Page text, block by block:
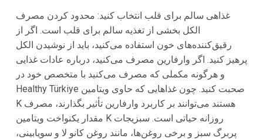
غذاهی سالم برای قلب انتخاب کنید: محدود کردن مصرف
الکل بخشی از تغذیه سالم برای قلب است. اگر از
رقیق‌کننده‌های خون استفاده می‌کنید، باید از نوشیدن الکل
پرهیز کنید. اگر وارفارین مصرف می‌کنید، درباره عادات غذایی
و هرگونه مکملی که مصرف می‌کنید با متخصص خود در
Healthy Türkiye صحبت کنید. چون غذاهایی که حاوی ویتامین
K هستند می‌توانند بر کاربرد وارفارین تأثیر بگذارند، مصرف
مقدار یکنواخت ویتامین K روزانه حیاتی است. سبزیجات
پربرگ سبز و برخی روغن‌ها، مانند روغن کانو لا و سویابینی،